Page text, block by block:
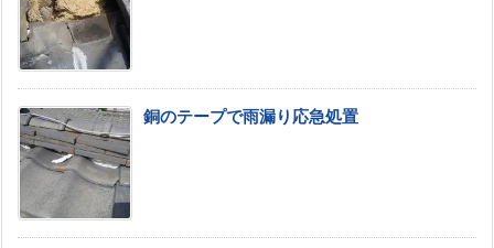
銅のテープで雨漏り応急処置